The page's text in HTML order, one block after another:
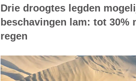
Drie droogtes legden
beschavingen lam: tot 30%
regen